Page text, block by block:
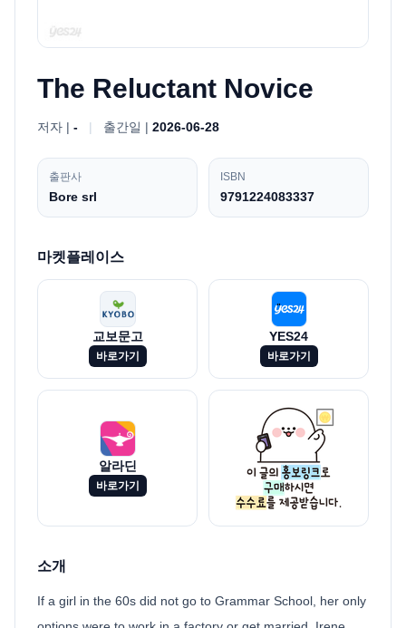
The Reluctant Novice
저자 | - | 출간일 | 2026-06-28
출판사
Bore srl
ISBN
9791224083337
마켓플레이스
교보문고
바로가기
YES24
바로가기
알라딘
바로가기
소개
If a girl in the 60s did not go to Grammar School, her only